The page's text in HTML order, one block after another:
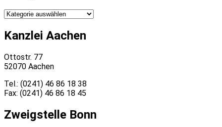
Kategorien
Kanzlei Aachen
Ottostr. 77
52070 Aachen
Tel.: (0241) 46 86 18 38
Fax: (0241) 46 86 18 45
Zweigstelle Bonn